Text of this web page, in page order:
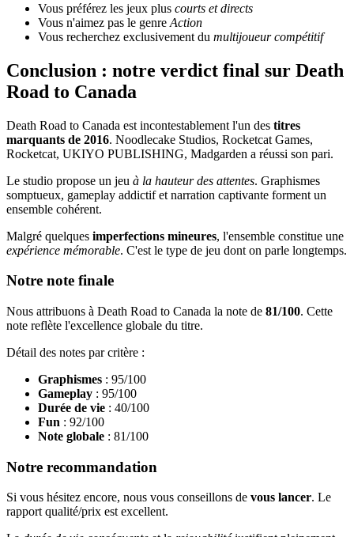
Vous préférez les jeux plus courts et directs
Vous n'aimez pas le genre Action
Vous recherchez exclusivement du multijoueur compétitif
Conclusion : notre verdict final sur Death
Road to Canada
Death Road to Canada est incontestablement l'un des titres
marquants de 2016. Noodlecake Studios, Rocketcat Games,
Rocketcat, UKIYO PUBLISHING, Madgarden a réussi son pari.
Le studio propose un jeu à la hauteur des attentes. Graphismes
somptueux, gameplay addictif et narration captivante forment un
ensemble cohérent.
Malgré quelques imperfections mineures, l'ensemble constitue une
expérience mémorable. C'est le type de jeu dont on parle longtemps.
Notre note finale
Nous attribuons à Death Road to Canada la note de 81/100. Cette
note reflète l'excellence globale du titre.
Détail des notes par critère :
Graphismes : 95/100
Gameplay : 95/100
Durée de vie : 40/100
Fun : 92/100
Note globale : 81/100
Notre recommandation
Si vous hésitez encore, nous vous conseillons de vous lancer. Le
rapport qualité/prix est excellent.